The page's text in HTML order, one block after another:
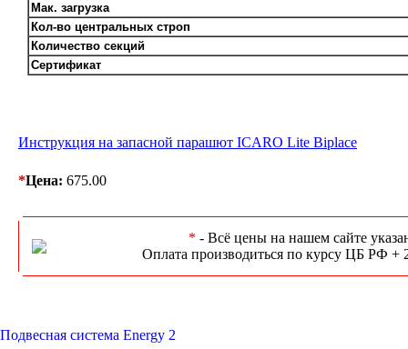
Мак. загрузка
Кол-во центральных строп
Количество секций
Сертификат
Инструкция на запасной парашют ICARO Lite Biplace
*Цена: 675.00
* - Всё цены на нашем сайте
Оплата производиться по курсу ЦБ РФ +
Подвесная система Energy 2